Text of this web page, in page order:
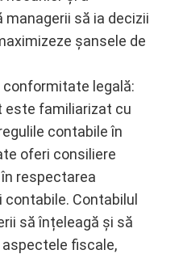
să ia decizii
șansele de
legală:
este familiarizat cu
contabile în
oferi consiliere
respectarea
Contabilul
să înțeleagă și să
fiscale,